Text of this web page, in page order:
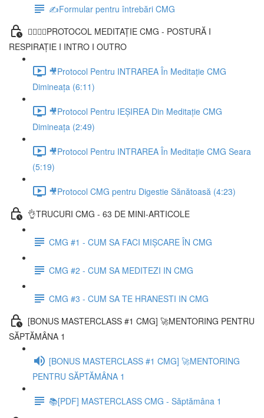
✍️Formular pentru întrebări CMG
🧘‍♀️🧘‍♂️PROTOCOL MEDITAȚIE CMG - POSTURĂ I
RESPIRAȚIE I INTRO I OUTRO
🎥Protocol Pentru INTRAREA În Meditație CMG
Dimineața (6:11)
🎥Protocol Pentru IEȘIREA Din Meditație CMG
Dimineața (2:49)
🎥Protocol Pentru INTRAREA În Meditație CMG Seara
(5:19)
🎥Protocol CMG pentru Digestie Sănătoasă (4:23)
👌TRUCURI CMG - 63 DE MINI-ARTICOLE
CMG #1 - CUM SA FACI MIȘCARE ÎN CMG
CMG #2 - CUM SA MEDITEZI IN CMG
CMG #3 - CUM SA TE HRANESTI IN CMG
[BONUS MASTERCLASS #1 CMG] 🚀MENTORING PENTRU
SĂPTĂMÂNA 1
[BONUS MASTERCLASS #1 CMG] 🚀MENTORING
PENTRU SĂPTĂMÂNA 1
📚[PDF] MASTERCLASS CMG - Săptămâna 1